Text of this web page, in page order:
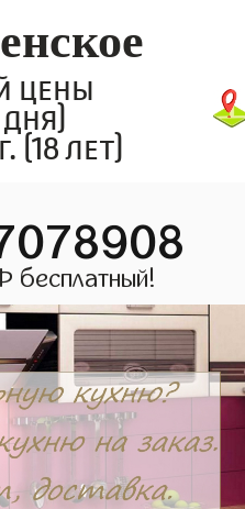
цены
(18 лет)
бесплатный!